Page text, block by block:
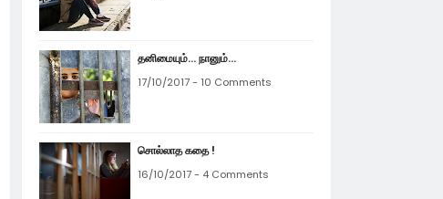
தனிமையும்... நானும்...
17/10/2017 - 10 Comments
சொல்லாத கதை !
16/10/2017 - 4 Comments